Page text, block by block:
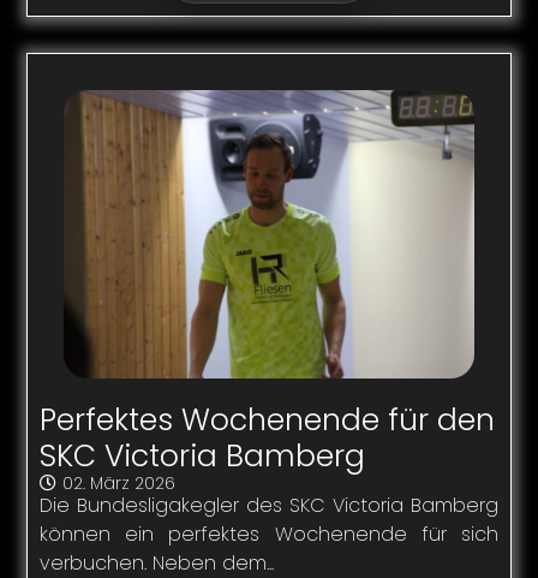
Perfektes Wochenende für den
SKC Victoria Bamberg
02. März 2026
Die Bundesligakegler des SKC Victoria Bamberg
können ein perfektes Wochenende für sich
verbuchen. Neben dem...